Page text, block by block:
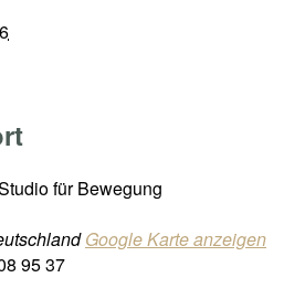
für Bewegung
Google Karte anzeigen
95 37